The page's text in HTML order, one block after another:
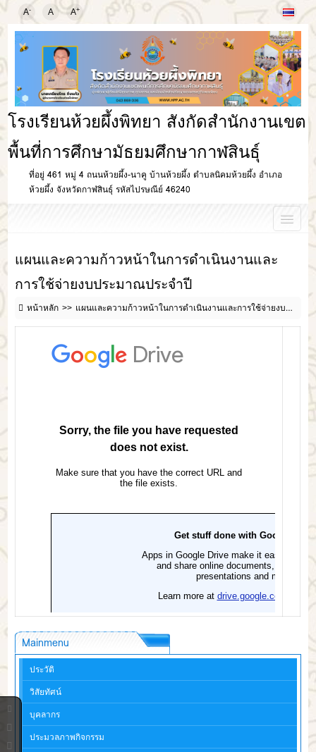
A- A A+
โรงเรียนห้วยผึ้งพิทยา สังกัดสำนักงานเขต
พื้นที่การศึกษามัธยมศึกษากาฬสินธุ์
ที่อยู่ 461 หมู่ 4 ถนนห้วยผึ้ง-นาคู บ้านห้วยผึ้ง ตำบลนิคมห้วยผึ้ง อำเภอ
ห้วยผึ้ง จังหวัดกาฬสินธุ์ รหัสไปรษณีย์ 46240
แผนและความก้าวหน้าในการดำเนินงานและ
การใช้จ่ายงบประมาณประจำปี
หน้าหลัก แผนและความก้าวหน้าในการดำเนินงานและการใช้จ่ายงบประมาณประจำปี
Mainmenu
ประวัติ
วิสัยทัศน์
บุคลากร
ประมวลภาพกิจกรรม